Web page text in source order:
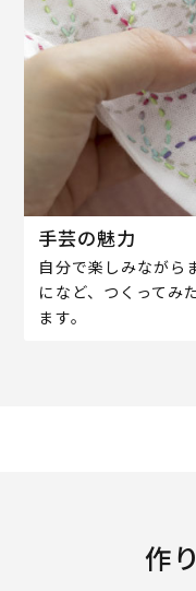
手芸の魅力
自分で楽しみながら
になど、つくってみ
ます。
作